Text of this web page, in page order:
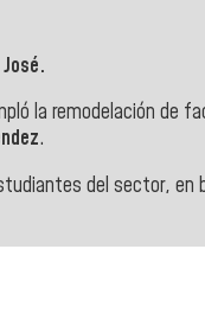
la remodelación de
.
del sector,